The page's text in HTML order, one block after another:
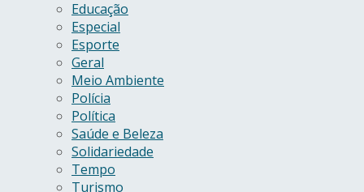
Educação
Especial
Esporte
Geral
Meio Ambiente
Polícia
Política
Saúde e Beleza
Solidariedade
Tempo
Turismo